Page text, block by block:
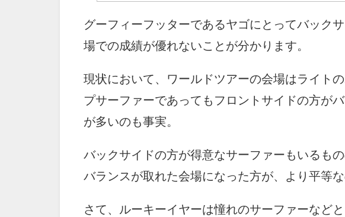
グーフィーフッターであるヤゴにとってバック
場での成績が優れないことが分かります。
現状において、ワールドツアーの会場はライト
プサーファーであってもフロントサイドの方が
が多いのも事実。
バックサイドの方が得意なサーファーもいるも
バランスが取れた会場になった方が、より平等な
さて、ルーキーイヤーは憧れのサーファーなど